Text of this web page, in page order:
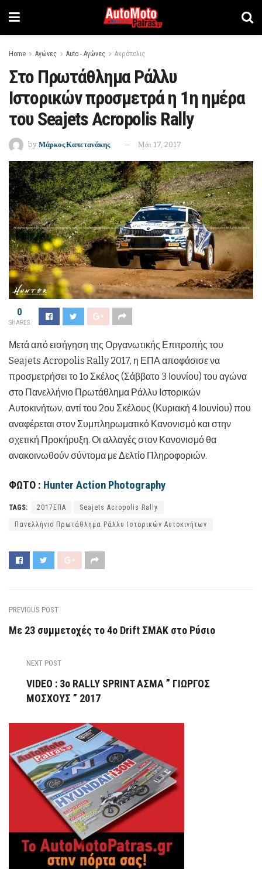
Home Αγώνες Auto - Αγώνες Ακρόπολις
Στο Πρωτάθλημα Ράλλυ
Ιστορικών προσμετρά η 1η ημέρα
του Seajets Acropolis Rally
by Μάρκος Καπετανάκης Μάι 17, 2017
0
SHARES
Μετά από εισήγηση της Οργανωτικής Επιτροπής του
Seajets Acropolis Rally 2017, η ΕΠΑ αποφάσισε να
προσμετρήσει το 1ο Σκέλος (Σάββατο 3 Ιουνίου) του αγώνα
στο Πανελλήνιο Πρωτάθλημα Ράλλυ Ιστορικών
Αυτοκινήτων, αντί του 2ου Σκέλους (Κυριακή 4 Ιουνίου) που
αναφέρεται στον Συμπληρωματικό Κανονισμό και στην
σχετική Προκήρυξη. Οι αλλαγές στον Κανονισμό θα
ανακοινωθούν σύντομα με Δελτίο Πληροφοριών.
ΦΩΤΟ : Hunter Action Photography
TAGS: 2017ΕΠΑ Seajets Acropolis Rally
Πανελλήνιο Πρωτάθλημα Ράλλυ Ιστορικών Αυτοκινήτων
PREVIOUS POST
Με 23 συμμετοχές το 4ο Drift ΣΜΑΚ στο Ρύσιο
NEXT POST
VIDEO : 3o RALLY SPRINT ΑΣΜΑ ” ΓΙΩΡΓΟΣ
ΜΟΣΧΟΥΣ ” 2017